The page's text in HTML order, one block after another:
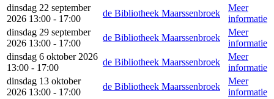
dinsdag 22 september
2026 13:00 - 17:00
de Bibliotheek Maarssenbroek
Meer
informatie
dinsdag 29 september
2026 13:00 - 17:00
de Bibliotheek Maarssenbroek
Meer
informatie
dinsdag 6 oktober 2026
13:00 - 17:00
de Bibliotheek Maarssenbroek
Meer
informatie
dinsdag 13 oktober
2026 13:00 - 17:00
de Bibliotheek Maarssenbroek
Meer
informatie